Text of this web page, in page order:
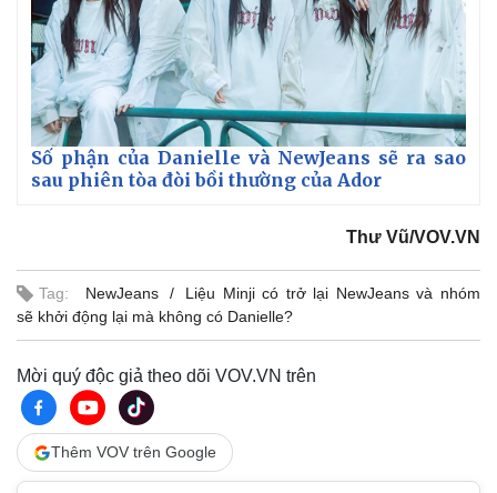
Số phận của Danielle và NewJeans sẽ ra sao
sau phiên tòa đòi bồi thường của Ador
Thư Vũ/VOV.VN
Tag: NewJeans
Liệu Minji có trở lại NewJeans và nhóm
sẽ khởi động lại mà không có Danielle?
Mời quý độc giả theo dõi VOV.VN trên
Thêm VOV trên Google